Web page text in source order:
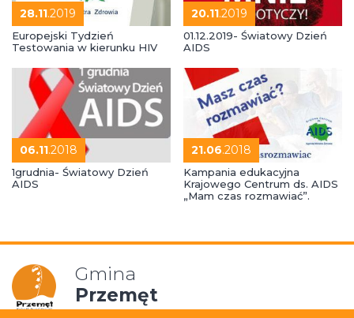
28.11.2019
Europejski Tydzień
Testowania w kierunku HIV
20.11.2019
01.12.2019- Światowy Dzień
AIDS
06.11.2018
1grudnia- Światowy Dzień
AIDS
21.06.2018
Kampania edukacyjna
Krajowego Centrum ds. AIDS
„Mam czas rozmawiać”.
Gmina
Przemęt